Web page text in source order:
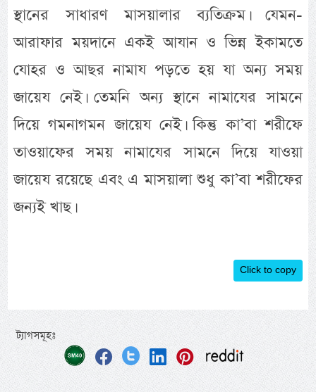
স্থানের সাধারণ মাসয়ালার ব্যতিক্রম। যেমন-
আরাফার ময়দানে একই আযান ও ভিন্ন ইকামতে
যোহর ও আছর নামায পড়তে হয় যা অন্য সময়
জায়েয নেই। তেমনি অন্য স্থানে নামাযের সামনে
দিয়ে গমনাগমন জায়েয নেই। কিন্তু কা’বা শরীফে
তাওয়াফের সময় নামাযের সামনে দিয়ে যাওয়া
জায়েয রয়েছে এবং এ মাসয়ালা শুধু কা’বা শরীফের
জন্যই খাছ।
Click to copy
ট্যাগসমূহঃ